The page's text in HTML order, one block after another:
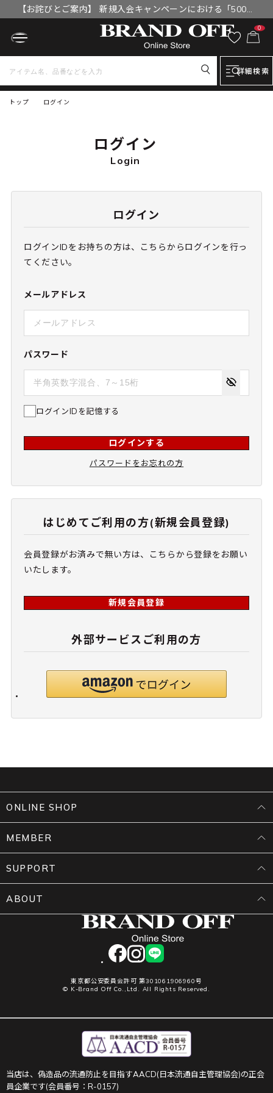
【お詫びとご案内】 新規入会キャンペーンにおける「500円
OFFクーポン」付与漏れと補填について
0
詳細検索
トップ ログイン
ログイン
Login
ログイン
ログインIDをお持ちの方は、こちらからログインを行っ
てください。
メールアドレス
パスワード
ログインIDを記憶する
ログインする
パスワードをお忘れの方
はじめてご利用の方(新規会員登録)
会員登録がお済みで無い方は、こちらから登録をお願い
いたします。
新規会員登録
外部サービスご利用の方
facebookinstagram
LINE
東京都公安委員会許可 第301061906960号
© K-Brand Off Co.,Ltd. All Rights Reserved.
ONLINE SHOP
MEMBER
SUPPORT
ABOUT
当店は、偽造品の流通防止を目指すAACD(日本流通自主管理協会)の正会
員企業です(会員番号：R-0157)